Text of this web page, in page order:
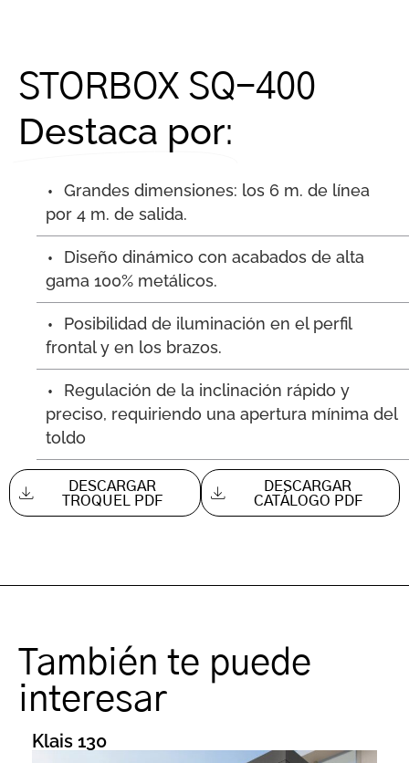
STORBOX SQ-400
Destaca por:
Grandes dimensiones: los 6 m. de línea
por 4 m. de salida.
Diseño dinámico con acabados de alta
gama 100% metálicos.
Posibilidad de iluminación en el perfil
frontal y en los brazos.
Regulación de la inclinación rápido y
preciso, requiriendo una apertura mínima del
toldo
DESCARGAR
TROQUEL PDF
DESCARGAR
CATÁLOGO PDF
También te puede
interesar
Klais 130